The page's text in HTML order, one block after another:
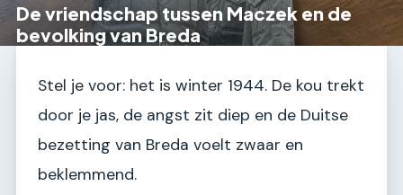
De vriendschap tussen Maczek en de
bevolking van Breda
Stel je voor: het is winter 1944. De kou trekt
door je jas, de angst zit diep en de Duitse
bezetting van Breda voelt zwaar en
beklemmend.